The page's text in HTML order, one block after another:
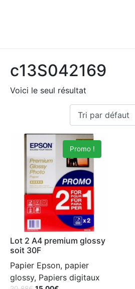
c13S042169
Voici le seul résultat
Promo !
Lot 2 A4 premium glossy
soit 30F
Papier Epson, papier
glossy, Papiers digitaux